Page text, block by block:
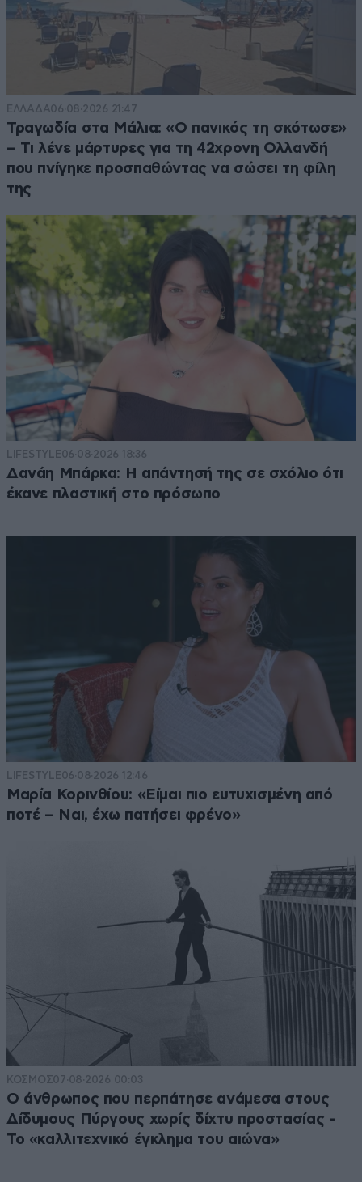
ΕΛΛΑΔΑ06·08·2026 21:47
Τραγωδία στα Μάλια: «Ο πανικός τη σκότωσε»
– Τι λένε μάρτυρες για τη 42χρονη Ολλανδή
που πνίγηκε προσπαθώντας να σώσει τη φίλη
της
LIFESTYLE06·08·2026 18:36
Δανάη Μπάρκα: Η απάντησή της σε σχόλιο ότι
έκανε πλαστική στο πρόσωπο
LIFESTYLE06·08·2026 12:46
Μαρία Κορινθίου: «Είμαι πιο ευτυχισμένη από
ποτέ – Ναι, έχω πατήσει φρένο»
ΚΟΣΜΟΣ07·08·2026 00:03
Ο άνθρωπος που περπάτησε ανάμεσα στους
Δίδυμους Πύργους χωρίς δίχτυ προστασίας -
Το «καλλιτεχνικό έγκλημα του αιώνα»